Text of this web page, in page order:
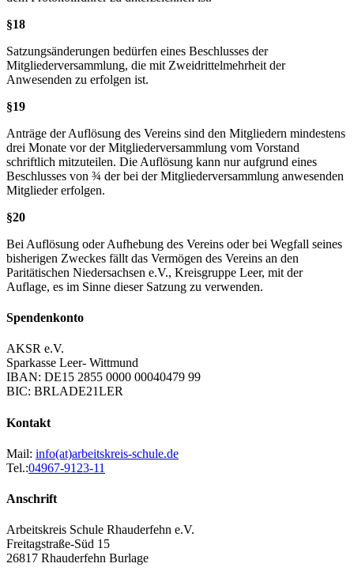
§18
Satzungsänderungen bedürfen eines Beschlusses der
Mitgliederversammlung, die mit Zweidrittelmehrheit der
Anwesenden zu erfolgen ist.
§19
Anträge der Auflösung des Vereins sind den Mitgliedern mindestens
drei Monate vor der Mitgliederversammlung vom Vorstand
schriftlich mitzuteilen. Die Auflösung kann nur aufgrund eines
Beschlusses von ¾ der bei der Mitgliederversammlung anwesenden
Mitglieder erfolgen.
§20
Bei Auflösung oder Aufhebung des Vereins oder bei Wegfall seines
bisherigen Zweckes fällt das Vermögen des Vereins an den
Paritätischen Niedersachsen e.V., Kreisgruppe Leer, mit der
Auflage, es im Sinne dieser Satzung zu verwenden.
Spendenkonto
AKSR e.V.
Sparkasse Leer- Wittmund
IBAN: DE15 2855 0000 00040479 99
BIC: BRLADE21LER
Kontakt
Mail: info(at)arbeitskreis-schule.de
Tel.:04967-9123-11
Anschrift
Arbeitskreis Schule Rhauderfehn e.V.
Freitagstraße-Süd 15
26817 Rhauderfehn Burlage